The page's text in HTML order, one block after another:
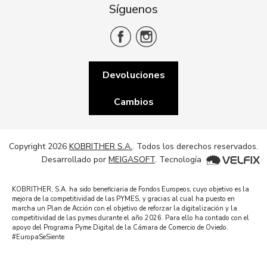
Síguenos
Devoluciones
Cambios
Copyright 2026 KOBRITHER S.A.. Todos los derechos reservados.
Desarrollado por MEIGASOFT. Tecnología
KOBRITHER, S.A. ha sido beneficiaria de Fondos Europeos, cuyo objetivo es la
mejora de la competitividad de las PYMES, y gracias al cual ha puesto en
marcha un Plan de Acción con el objetivo de reforzar la digitalización y la
competitividad de las pymes durante el año 2026. Para ello ha contado con el
apoyo del Programa Pyme Digital de la Cámara de Comercio de Oviedo.
#EuropaSeSiente